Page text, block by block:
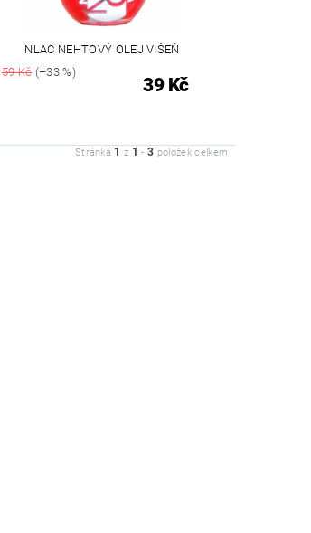
NLAC NEHTOVÝ OLEJ VIŠEŇ
59 Kč(–33 %)
39 Kč
Stránka 1 z 1 -3 položek celkem